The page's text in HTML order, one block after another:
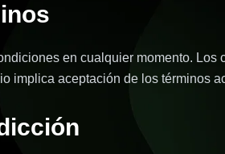
en cualquier momento.
implica aceptación de los términos